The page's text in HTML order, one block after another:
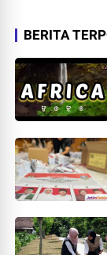
BERITA